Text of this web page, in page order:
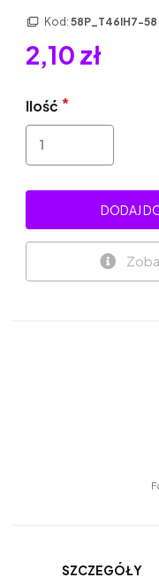
Kod: 58P_T46IH7-58
2,10 zł
Ilość
DODAJ
SZCZEGÓŁY